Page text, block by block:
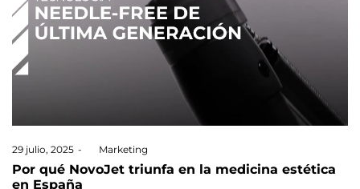
Posted
on
29 julio, 2025 Marketing
Por qué NovoJet triunfa en la medicina estética
en España